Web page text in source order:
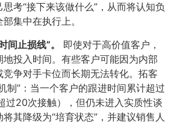
考“接下来该做什么”，从而将认知负
集中在执行上。
间止损线”。​
即使对于高价值客户，
投入时间。有些客户可能因为内部
争对手卡位而长期无法转化。拓客
制”：当一个客户的跟进时间累计超过
过20次接触），但仍未进入实质性谈
其降级为“培育状态”，并建议销售人